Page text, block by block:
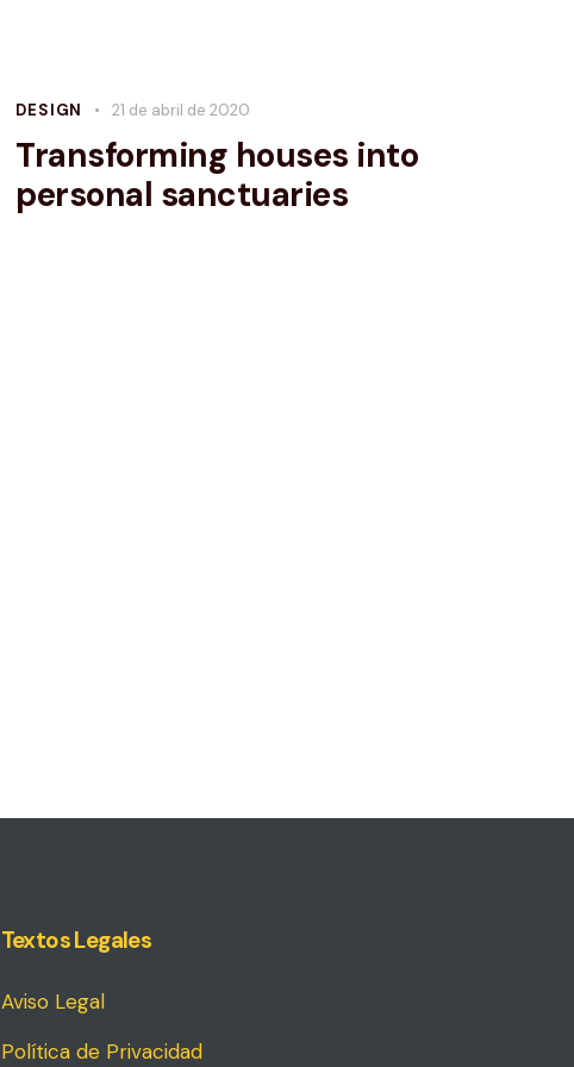
DESIGN 21 de abril de 2020
Transforming houses into
personal sanctuaries
Textos Legales
Aviso Legal
Política de Privacidad